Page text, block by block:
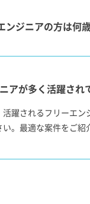
ンジニアの方は何
アが多く活躍され
躍されるフリーエ
。最適な案件をご紹